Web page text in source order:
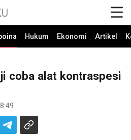
Hukum Ekonomi Artikel
coba alat kontraspesi